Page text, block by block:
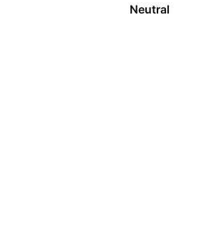
Neutral